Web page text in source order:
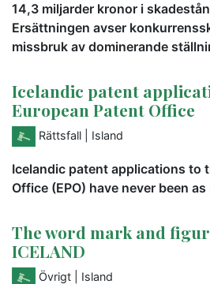
14,3 miljarder kronor i
Ersättningen avser
missbruk av dominerande
Icelandic patent
European Patent Office
Rättsfall | Island
Icelandic patent applications to
Office (EPO) have never been as
The word mark and
ICELAND
Övrigt | Island